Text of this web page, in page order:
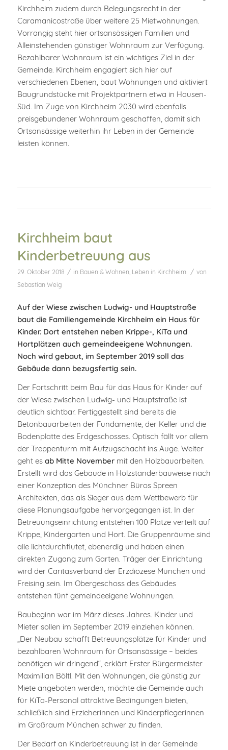
Kirchheim zudem durch Belegungsrecht in der
Caramanicostraße über weitere 25 Mietwohnungen.
Vorrangig steht hier ortsansässigen Familien und
Alleinstehenden günstiger Wohnraum zur Verfügung.
Bezahlbarer Wohnraum ist ein wichtiges Ziel in der
Gemeinde. Kirchheim engagiert sich hier auf
verschiedenen Ebenen, baut Wohnungen und aktiviert
Baugrundstücke mit Projektpartnern etwa in Hausen-
Süd. Im Zuge von Kirchheim 2030 wird ebenfalls
preisgebundener Wohnraum geschaffen, damit sich
Ortsansässige weiterhin ihr Leben in der Gemeinde
leisten können.
Kirchheim baut
Kinderbetreuung aus
29. Oktober 2018 / in Bauen & Wohnen Leben in Kirchheim / von
Sebastian Weig
Auf der Wiese zwischen Ludwig- und Hauptstraße
baut die Familiengemeinde Kirchheim ein Haus für
Kinder. Dort entstehen neben Krippe-, KiTa und
Hortplätzen auch gemeindeeigene Wohnungen.
Noch wird gebaut, im September 2019 soll das
Gebäude dann bezugsfertig sein.
Der Fortschritt beim Bau für das Haus für Kinder auf
der Wiese zwischen Ludwig- und Hauptstraße ist
deutlich sichtbar. Fertiggestellt sind bereits die
Betonbauarbeiten der Fundamente, der Keller und die
Bodenplatte des Erdgeschosses. Optisch fällt vor allem
der Treppenturm mit Aufzugschacht ins Auge. Weiter
geht es ab Mitte Novembermit den Holzbauarbeiten.
Erstellt wird das Gebäude in Holzständerbauweise nach
einer Konzeption des Münchner Büros Spreen
Architekten, das als Sieger aus dem Wettbewerb für
diese Planungsaufgabe hervorgegangen ist. In der
Betreuungseinrichtung entstehen 100 Plätze verteilt auf
Krippe, Kindergarten und Hort. Die Gruppenräume sind
alle lichtdurchflutet, ebenerdig und haben einen
direkten Zugang zum Garten. Träger der Einrichtung
wird der Caritasverband der Erzdiözese München und
Freising sein. Im Obergeschoss des Gebäudes
entstehen fünf gemeindeeigene Wohnungen.
Baubeginn war im März dieses Jahres. Kinder und
Mieter sollen im September 2019 einziehen können.
„Der Neubau schafft Betreuungsplätze für Kinder und
bezahlbaren Wohnraum für Ortsansässige – beides
benötigen wir dringend“, erklärt Erster Bürgermeister
Maximilian Böltl. Mit den Wohnungen, die günstig zur
Miete angeboten werden, möchte die Gemeinde auch
für KiTa-Personal attraktive Bedingungen bieten,
schließlich sind Erzieherinnen und Kinderpflegerinnen
im Großraum München schwer zu finden.
Der Bedarf an Kinderbetreuung ist in der Gemeinde